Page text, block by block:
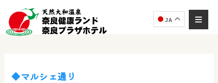
JA
◆マルシェ通り